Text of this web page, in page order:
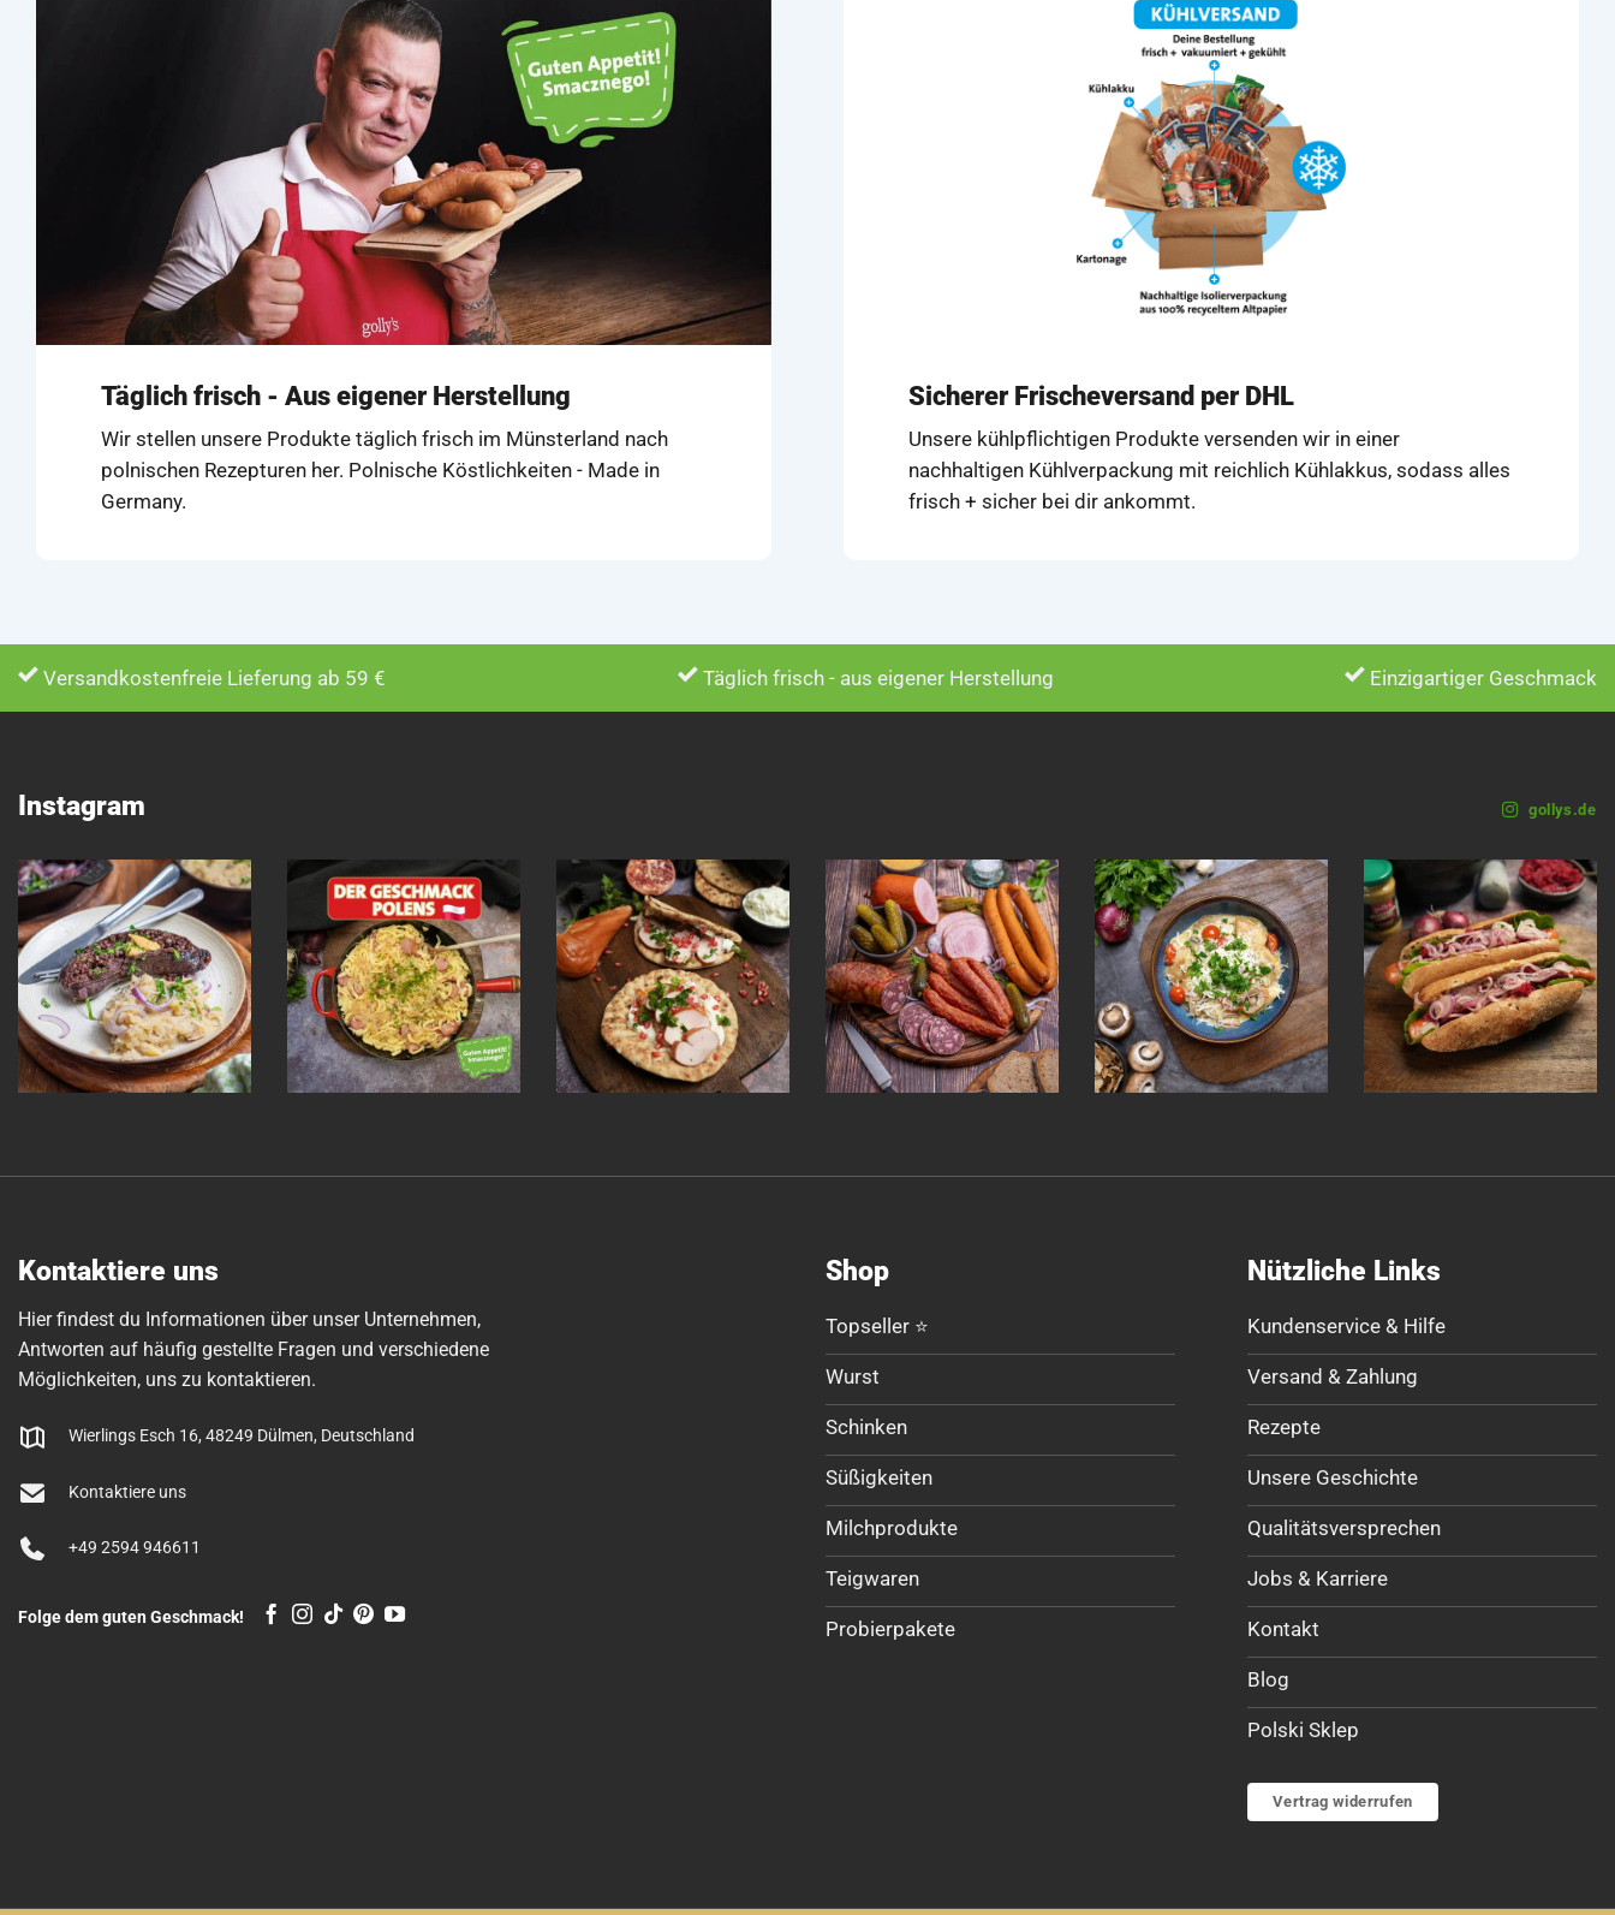
Täglich frisch - Aus eigener Herstellung
Wir stellen unsere Produkte täglich frisch im Münsterland nach
polnischen Rezepturen her. Polnische Köstlichkeiten - Made in
Germany.
Sicherer Frischeversand per DHL
Unsere kühlpflichtigen Produkte versenden wir in einer
nachhaltigen Kühlverpackung mit reichlich Kühlakkus, sodass alles
frisch + sicher bei dir ankommt.
Versandkostenfreie Lieferung ab 59 € Täglich frisch - aus eigener Herstellung Einzigartiger Geschmack
Instagram gollys.de
Kontaktiere uns
Hier findest du Informationen über unser Unternehmen,
Antworten auf häufig gestellte Fragen und verschiedene
Möglichkeiten, uns zu kontaktieren.
Wierlings Esch 16, 48249 Dülmen, Deutschland
Kontaktiere uns
+49 2594 946611
Folge dem guten Geschmack!
Shop
Topseller ⭐
Wurst
Schinken
Süßigkeiten
Milchprodukte
Teigwaren
Probierpakete
Nützliche Links
Kundenservice & Hilfe
Versand & Zahlung
Rezepte
Unsere Geschichte
Qualitätsversprechen
Jobs & Karriere
Kontakt
Blog
Polski Sklep
Vertrag widerrufen